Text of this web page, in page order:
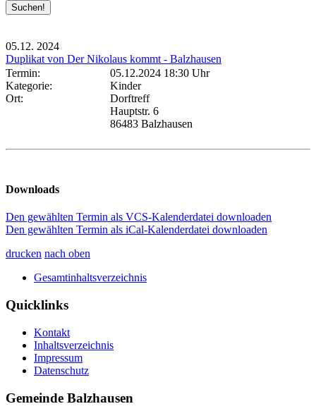
05.12. 2024
Duplikat von Der Nikolaus kommt - Balzhausen
Termin:
05.12.2024 18:30 Uhr
Kategorie:
Kinder
Ort:
Dorftreff
Hauptstr. 6
86483 Balzhausen
Downloads
Den gewählten Termin als VCS-Kalenderdatei downloaden
Den gewählten Termin als iCal-Kalenderdatei downloaden
drucken nach oben
Gesamtinhaltsverzeichnis
Quicklinks
Kontakt
Inhaltsverzeichnis
Impressum
Datenschutz
Gemeinde Balzhausen